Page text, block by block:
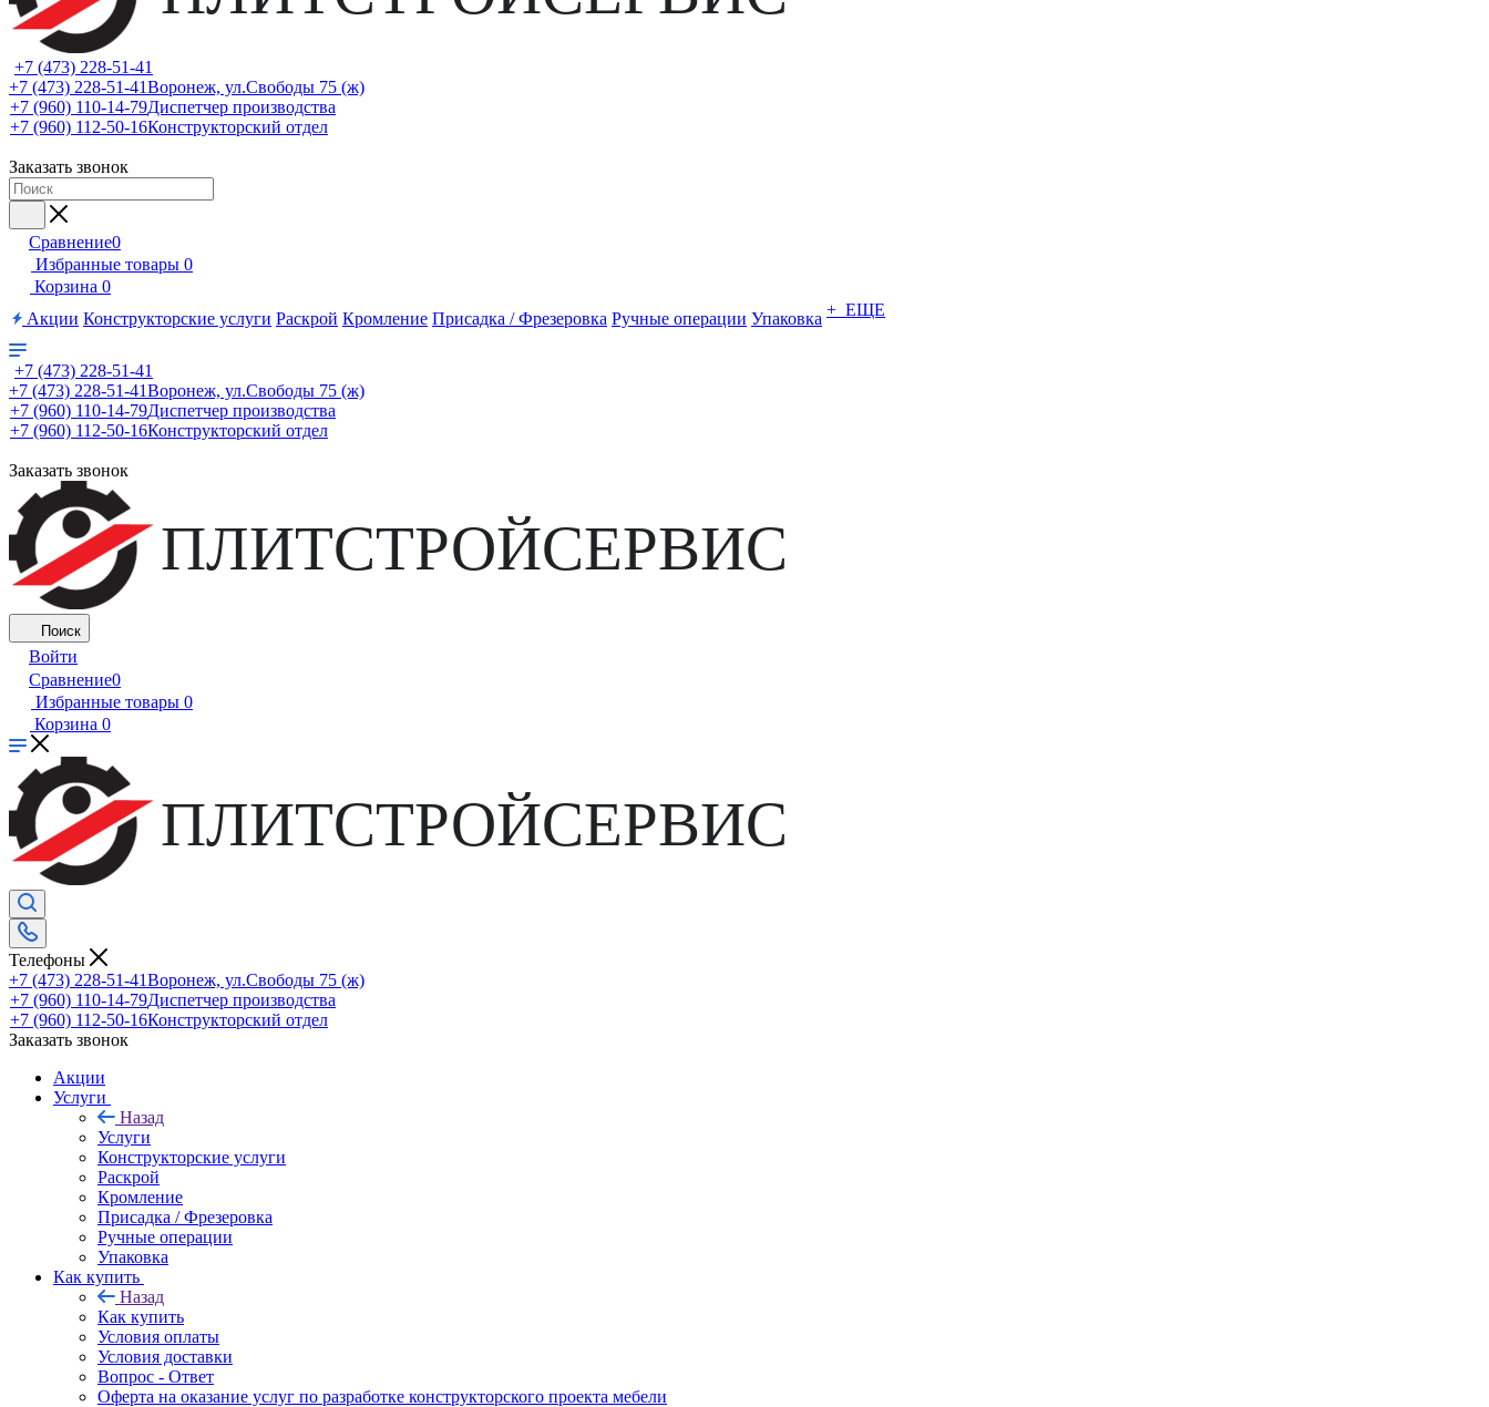
+7 (473) 228-51-41
+7 (473) 228-51-41Воронеж, ул.Свободы 75 (ж)
+7 (960) 110-14-79Диспетчер производства
+7 (960) 112-50-16Конструкторский отдел
Заказать звонок
Сравнение0
Избранные товары 0
Корзина 0
Акции Конструкторские услуги Раскрой Кромление Присадка / Фрезеровка Ручные операции Упаковка + ЕЩЕ
+7 (473) 228-51-41
+7 (473) 228-51-41Воронеж, ул.Свободы 75 (ж)
+7 (960) 110-14-79Диспетчер производства
+7 (960) 112-50-16Конструкторский отдел
Заказать звонок
ПЛИТСТРОЙСЕРВИС
Поиск
Войти
Сравнение0
Избранные товары 0
Корзина 0
ПЛИТСТРОЙСЕРВИС
Телефоны
+7 (473) 228-51-41Воронеж, ул.Свободы 75 (ж)
+7 (960) 110-14-79Диспетчер производства
+7 (960) 112-50-16Конструкторский отдел
Заказать звонок
Акции
Услуги
Назад
Услуги
Конструкторские услуги
Раскрой
Кромление
Присадка / Фрезеровка
Ручные операции
Упаковка
Как купить
Назад
Как купить
Условия оплаты
Условия доставки
Вопрос - Ответ
Оферта на оказание услуг по разработке конструкторского проекта мебели